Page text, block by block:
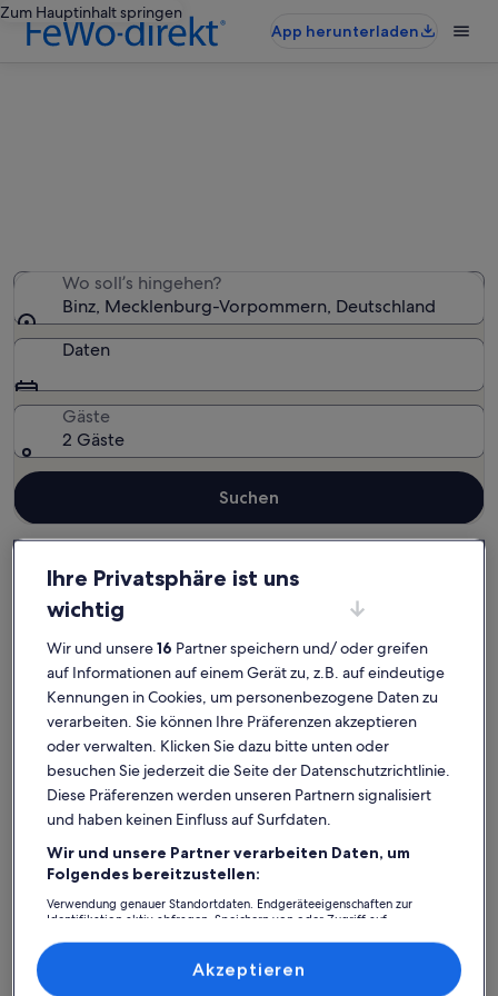
Zum Hauptinhalt springen
App herunterladen
Wo soll’s hingehen?
Binz, Mecklenburg-Vorpommern, Deutschland
Daten
Gäste
2 Gäste
Suchen
Landkreis Nordvorpommern
Binz: Entdecke
Ferienunterkünfte am Strand
Weitere Infos zu Ruhige, sonnige 4**** Fewo an der
Ihre Privatsphäre ist uns
wichtig
Wir und unsere16 Partner speichern und/ oder greifen
auf Informationen auf einem Gerät zu, z.B. auf eindeutige
Kennungen in Cookies, um personenbezogene Daten zu
verarbeiten. Sie können Ihre Präferenzen akzeptieren
oder verwalten. Klicken Sie dazu bitte unten oder
besuchen Sie jederzeit die Seite der Datenschutzrichtlinie.
Diese Präferenzen werden unseren Partnern signalisiert
und haben keinen Einfluss auf Surfdaten.
Wir und unsere Partner verarbeiten Daten, um
Folgendes bereitzustellen:
Verwendung genauer Standortdaten. Endgeräteeigenschaften zur
Identifikation aktiv abfragen. Speichern von oder Zugriff auf
Inhalte, Messung von Werbeleistung und der Performance von Inhalten,
Zielgruppenforschung sowie Entwicklung und Verbesserung von
Akzeptieren